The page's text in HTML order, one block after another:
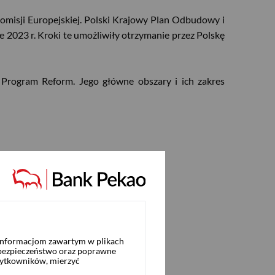
Europejskiej. Polski Krajowy Plan Odbudowy i
2023 r. Kroki te umożliwiły otrzymanie przez Polskę
Reform. Jego główne obszary i ich zakres
zawartym w plikach
oraz poprawne
mierzyć